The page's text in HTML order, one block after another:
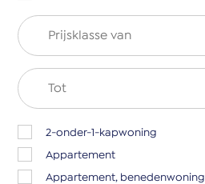
2-onder-1-kapwoning
Appartement
Appartement, benedenwoning